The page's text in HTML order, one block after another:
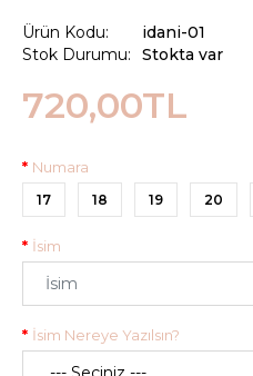
Ürün Kodu:
Stok Durumu:
idani-01
Stokta var
720,00TL
Numara
17 18 19 20
İsim
İsim Nereye Yazılsın?